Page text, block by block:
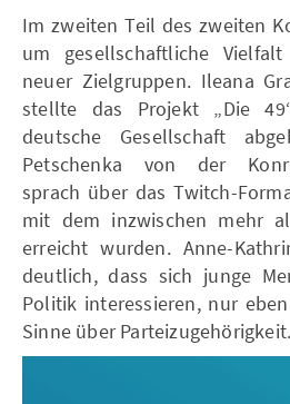
Im zweiten Teil des zweiten
um gesellschaftliche
neuer Zielgruppen. Ileana
stellte das Projekt „Die
deutsche Gesellschaft
Petschenka von der
sprach über das Twitch-
mit dem inzwischen mehr
erreicht wurden. Anne-
deutlich, dass sich junge
Politik interessieren, nur
Sinne über Parteizugehörigkeit.